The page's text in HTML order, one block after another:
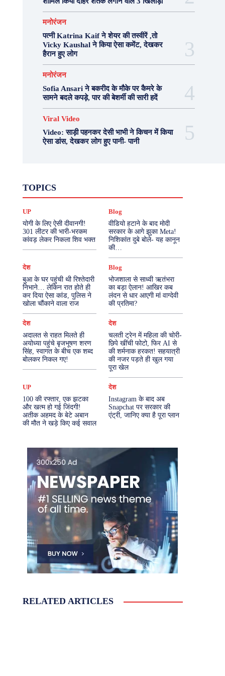
मनोरंजन
पत्नी Katrina Kaif ने शेयर की तस्वीरें ,तो
Vicky Kaushal ने किया ऐसा कमेंट, देखकर
हैरान हुए लोग
मनोरंजन
Sofia Ansari ने बकरीद के मौके पर कैमरे के
सामने बदले कपड़े, पार की बेशर्मी की सारी हदें
Viral Video
Video: साड़ी पहनकर देसी भाभी ने किचन में किया
ऐसा डांस, देखकर लोग हुए पानी- पानी
TOPICS
दुनिया
मनोरंजन
राजनीति वास्तु शास्त्र
More
UP
योगी के लिए ऐसी दीवानगी!
301 लीटर की भारी-भरकम
कांवड़ लेकर निकला शिव भक्त
Blog
वीडियो हटाने के बाद मोदी
सरकार के आगे झुका Meta!
निशिकांत दुबे बोले- यह कानून
की…
देश
बुआ के घर पहुंची थी रिश्तेदारी
निभाने… लेकिन रात होते ही
कर दिया ऐसा कांड, पुलिस ने
खोला चौंकाने वाला राज
Blog
भोजशाला से साध्वी ऋतंभरा
का बड़ा ऐलान! आखिर कब
लंदन से धार आएगी मां वाग्देवी
की प्रतिमा?
देश
अदालत से राहत मिलते ही
अयोध्या पहुंचे बृजभूषण शरण
सिंह, स्वागत के बीच एक शब्द
बोलकर निकल गए!
देश
चलती ट्रेन में महिला की चोरी-
छिपे खींची फोटो, फिर AI से
की शर्मनाक हरकत! सहयात्री
की नजर पड़ते ही खुल गया
पूरा खेल
UP
100 की रफ्तार, एक झटका
और खत्म हो गई जिंदगी!
अतीक अहमद के बेटे अबान
की मौत ने खड़े किए कई सवाल
देश
Instagram के बाद अब
Snapchat पर सरकार की
एंट्री, जानिए क्या है पूरा प्लान
RELATED ARTICLES